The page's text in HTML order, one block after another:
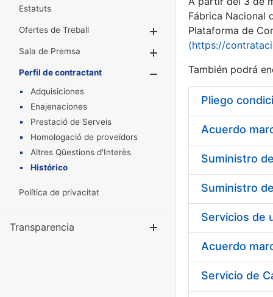
Estatuts
Ofertes de Treball
Mostra/Amaga
Sala de Premsa
Mostra/Amaga
Perfil de contractant
Mostra/Amaga
Adquisiciones
Enajenaciones
Prestació de Serveis
Homologació de proveïdors
Altres Qüestions d'Interès
Histórico
Política de privacitat
Transparencia
Fábrica Nacional
Plataforma de
(https://
También podrá
Pliego
Acuerdo
Acuerdo